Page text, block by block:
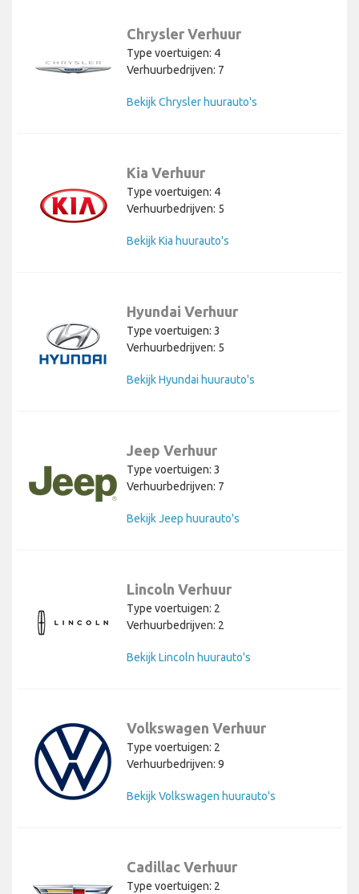
Chrysler Verhuur
Type voertuigen: 4
Verhuurbedrijven: 7
Bekijk Chrysler huurauto's
Kia Verhuur
Type voertuigen: 4
Verhuurbedrijven: 5
Bekijk Kia huurauto's
Hyundai Verhuur
Type voertuigen: 3
Verhuurbedrijven: 5
Bekijk Hyundai huurauto's
Jeep Verhuur
Type voertuigen: 3
Verhuurbedrijven: 7
Bekijk Jeep huurauto's
Lincoln Verhuur
Type voertuigen: 2
Verhuurbedrijven: 2
Bekijk Lincoln huurauto's
Volkswagen Verhuur
Type voertuigen: 2
Verhuurbedrijven: 9
Bekijk Volkswagen huurauto's
Cadillac Verhuur
Type voertuigen: 2